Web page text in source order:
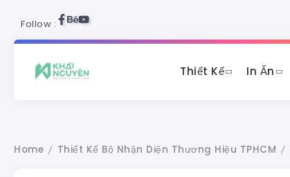
Follow :
Thiết Kế In Ấn
Home / Thiết Kế Bộ Nhận Diện Thương Hiệu TPHCM /